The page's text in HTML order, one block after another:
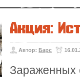
Акция:
Автор: Барс
Зараженных